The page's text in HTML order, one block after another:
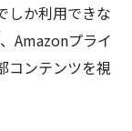
しか利用できな
Amazonプライ
コンテンツを視